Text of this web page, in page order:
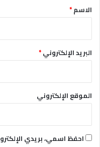
*الاسم*
البريد الإلكتروني*
الموقع الإلكتروني
احفظ اسمي، بريدي